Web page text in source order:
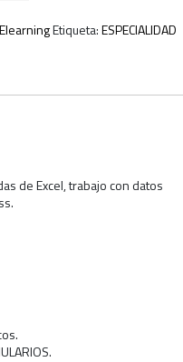
ElearningEtiqueta:ESPECIALIDAD
de Excel, trabajo con datos